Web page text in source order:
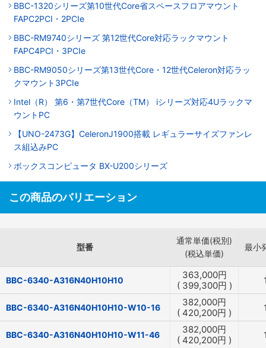
BBC-1320シリーズ第10世代Core省スペースフロアマウント
FAPC2PCI・2PCIe
BBC-RM9740シリーズ 第12世代Core対応ラックマウント
FAPC4PCI・3PCIe
BBC-RM9050シリーズ第13世代Core・12世代Celeron対応ラッ
クマウント3PCIe
Intel（R） 第6・第7世代Core（TM） iシリーズ対応4Uラックマ
ウントPC
【UNO-2473G】CeleronJ1900搭載 レギュラーサイズファンレ
ス組込みPC
ボックスコンピュータ BX-U200シリーズ
この商品のバリエーション
型番
通常単価(税別)
(税込単価)
最小
BBC-6340-A316N40H10H10 363,000円
( 399,300円 )
BBC-6340-A316N40H10H10-W10-16 382,000円
( 420,200円 )
BBC-6340-A316N40H10H10-W11-46 382,000円
( 420,200円 )